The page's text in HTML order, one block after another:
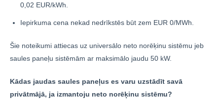
0,02 EUR/kWh.
Iepirkuma cena nekad nedrīkstēs būt zem EUR 0/MWh.
Šie noteikumi attiecas uz universālo neto norēķinu sistēmu jeb
saules paneļu sistēmām ar maksimālo jaudu 50 kW.
Kādas jaudas saules paneļus es varu uzstādīt savā
privātmājā, ja izmantoju neto norēķinu sistēmu?